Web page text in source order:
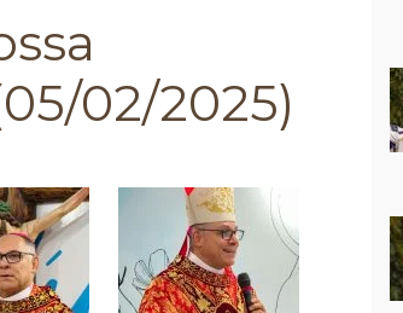
02/2025)